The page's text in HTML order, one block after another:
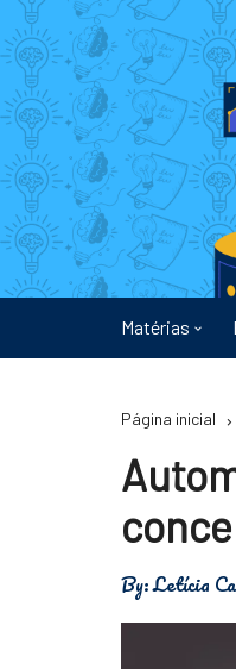
para
conteúdo
Matérias
Energia
Física
Meio
Página inicial
By:Letícia